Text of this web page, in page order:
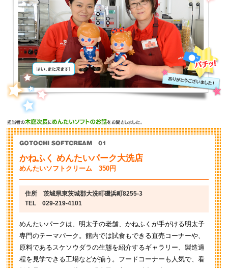
かねふく めんたいパーク大洗店
めんたいソフトクリーム 350円
住所 茨城県東茨城郡大洗町磯浜町8255-3
TEL 029-219-4101
めんたいパークは、明太子の老舗、かねふくが手がける明太子
専門のテーマパーク。館内では試食もできる直売コーナーや、
原料であるスケソウダラの生態を紹介するギャラリー、製造過
程を見学できる工場などが揃う。フードコーナーも人気で、看